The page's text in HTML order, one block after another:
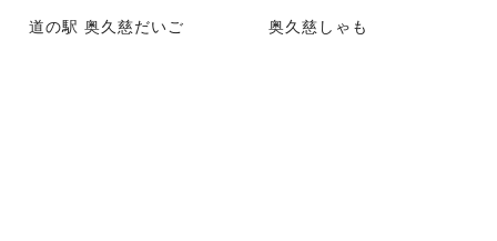
道の駅 奥久慈だいご 奥久慈しゃも